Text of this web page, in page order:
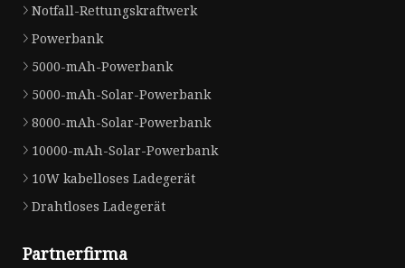
Notfall-Rettungskraftwerk
Powerbank
5000-mAh-Powerbank
5000-mAh-Solar-Powerbank
8000-mAh-Solar-Powerbank
10000-mAh-Solar-Powerbank
10W kabelloses Ladegerät
Drahtloses Ladegerät
Partnerfirma